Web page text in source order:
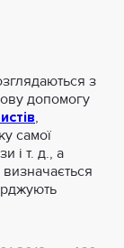
з
допомогу
,
самої
і т. д., а
визначається